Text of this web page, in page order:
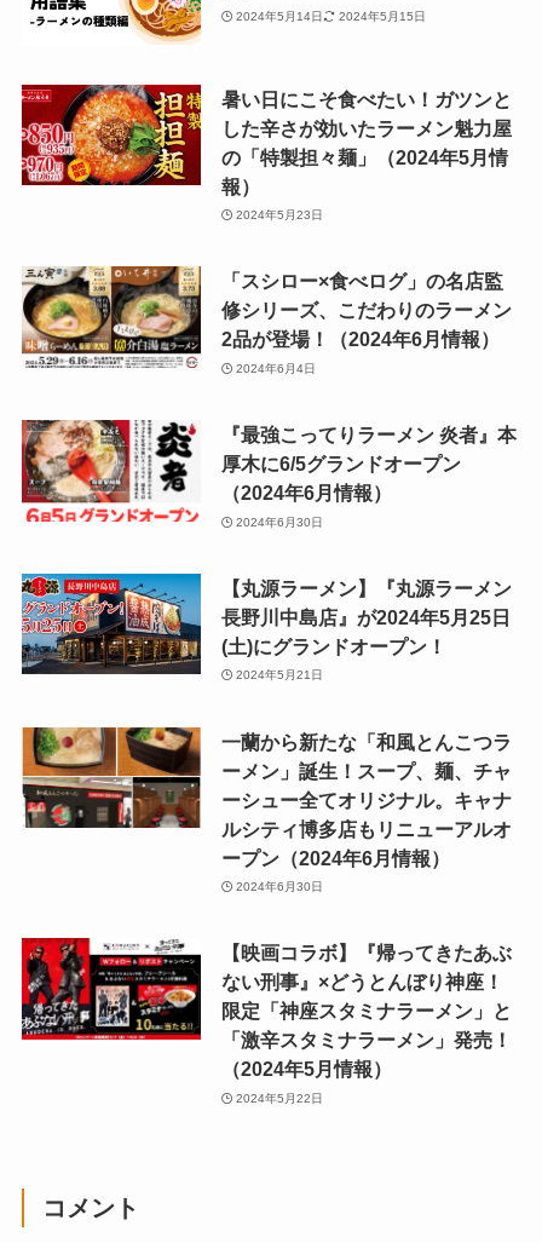
2024年5月14日 2024年5月15日
暑い日にこそ食べたい！ガツンと
した辛さが効いたラーメン魁力屋
の「特製担々麺」（2024年5月情
報）
2024年5月23日
「スシロー×食べログ」の名店監
修シリーズ、こだわりのラーメン
2品が登場！（2024年6月情報）
2024年6月4日
『最強こってりラーメン 炎者』本
厚木に6/5グランドオープン
（2024年6月情報）
2024年6月30日
【丸源ラーメン】『丸源ラーメン
長野川中島店』が2024年5月25日
(土)にグランドオープン！
2024年5月21日
一蘭から新たな「和風とんこつラ
ーメン」誕生！スープ、麺、チャ
ーシュー全てオリジナル。キャナ
ルシティ博多店もリニューアルオ
ープン（2024年6月情報）
2024年6月30日
【映画コラボ】『帰ってきたあぶ
ない刑事』×どうとんぼり神座！
限定「神座スタミナラーメン」と
「激辛スタミナラーメン」発売！
（2024年5月情報）
2024年5月22日
コメント